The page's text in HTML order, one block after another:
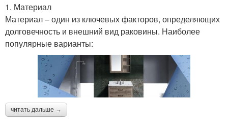
1. Материал
Материал – один из ключевых факторов, определяющих
долговечность и внешний вид раковины. Наиболее
популярные варианты:
читать дальше →